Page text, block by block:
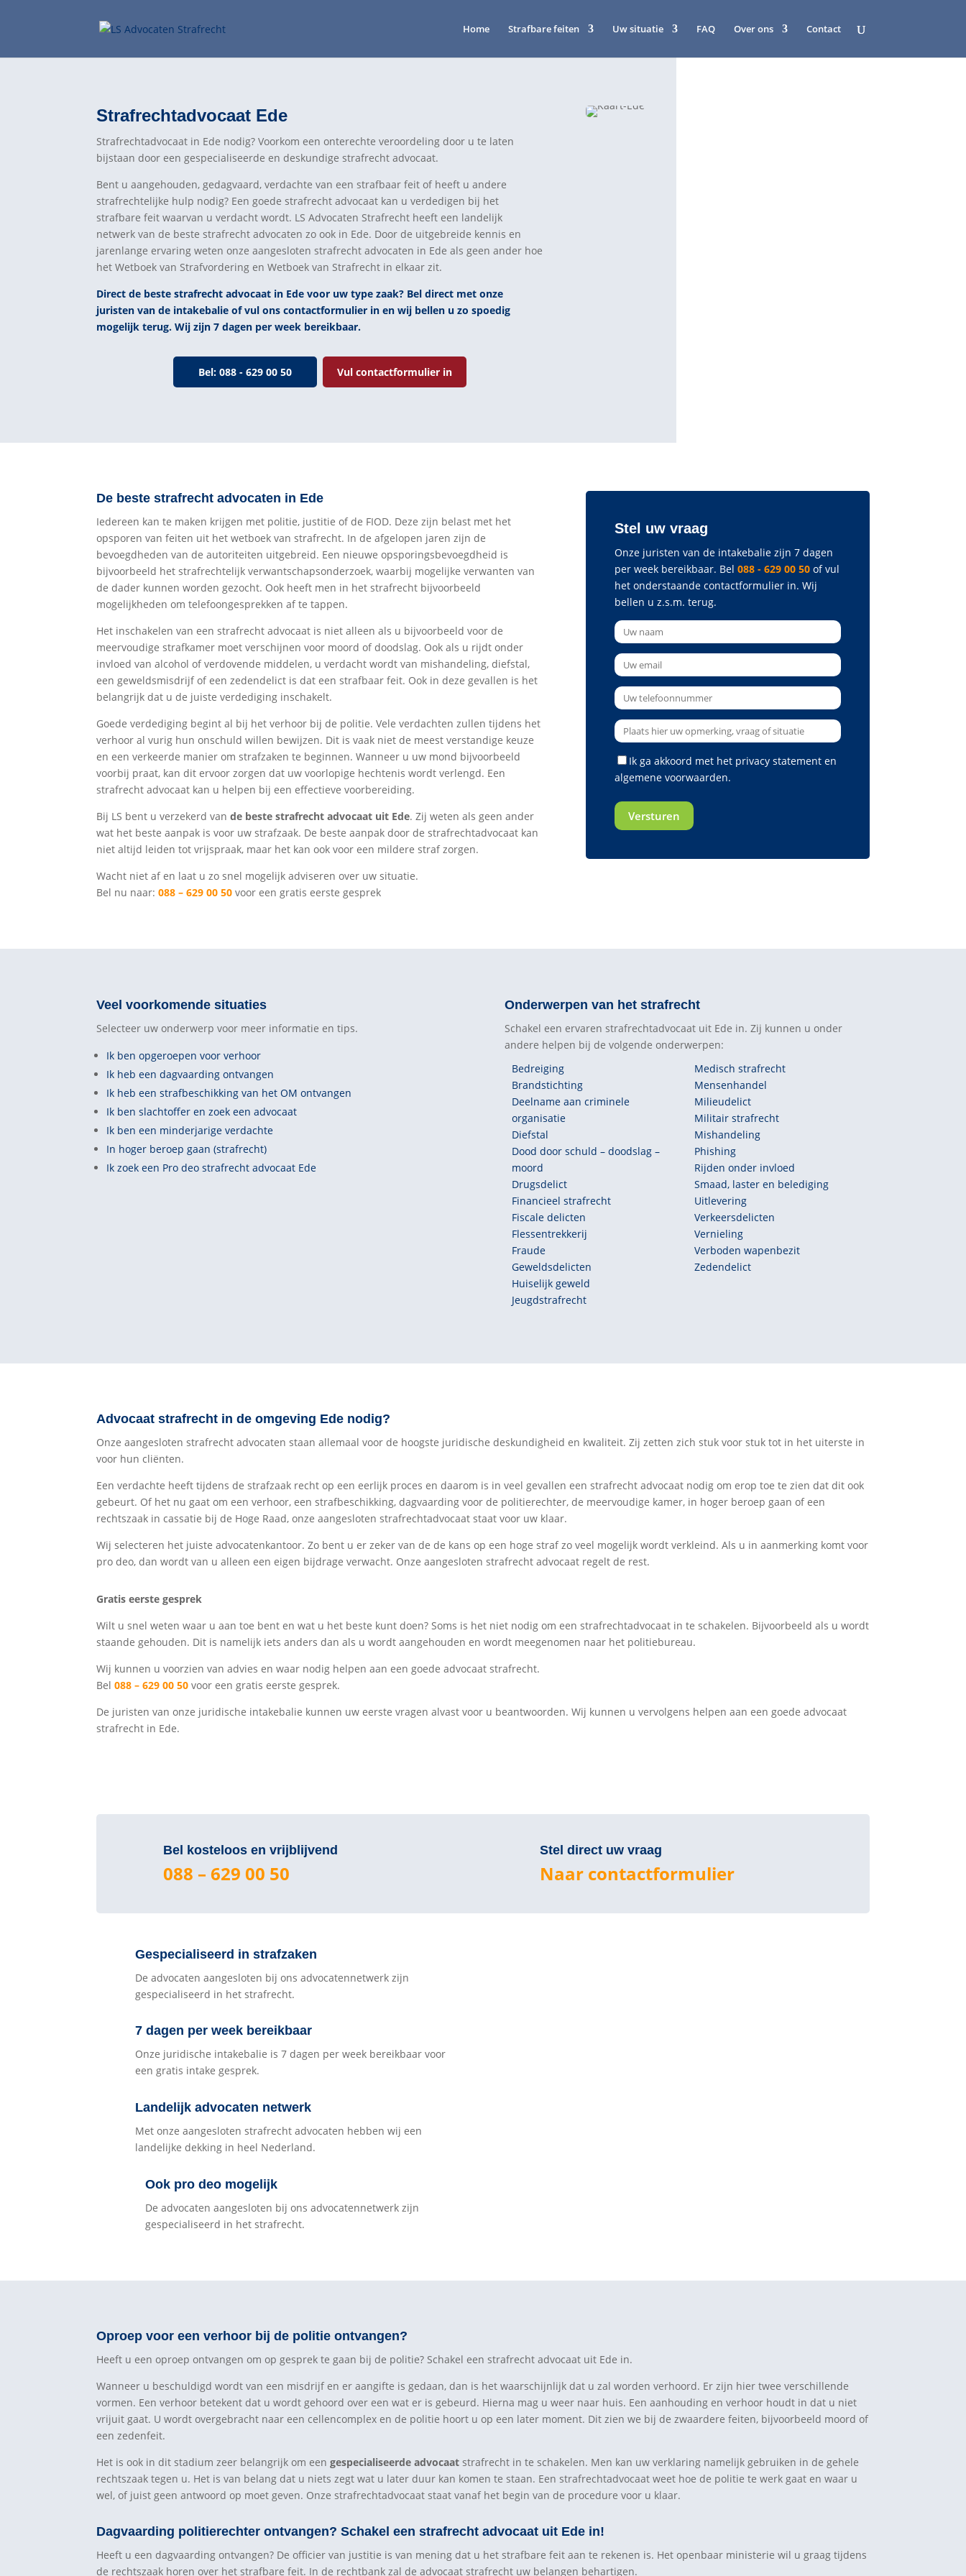
Home Strafbare feiten Uw situatie FAQ Over ons Contact
Strafrechtadvocaat Ede
Strafrechtadvocaat in Ede nodig? Voorkom een onterechte veroordeling door u te laten
bijstaan door een gespecialiseerde en deskundige strafrecht advocaat.
Bent u aangehouden, gedagvaard, verdachte van een strafbaar feit of heeft u andere
strafrechtelijke hulp nodig? Een goede strafrecht advocaat kan u verdedigen bij het
strafbare feit waarvan u verdacht wordt. LS Advocaten Strafrecht heeft een landelijk
netwerk van de beste strafrecht advocaten zo ook in Ede. Door de uitgebreide kennis en
jarenlange ervaring weten onze aangesloten strafrecht advocaten in Ede als geen ander hoe
het Wetboek van Strafvordering en Wetboek van Strafrecht in elkaar zit.
Direct de beste strafrecht advocaat in Ede voor uw type zaak? Bel direct metonze
juristen van de intakebalie of vul ons contactformulier in en wij bellen u zo spoedig
mogelijk terug. Wij zijn 7 dagen per week bereikbaar.
Bel: 088 - 629 00 50 Vul contactformulier in
De beste strafrecht advocaten in Ede
Iedereen kan te maken krijgen met politie, justitie of de FIOD. Deze zijn belast met het
opsporen van feiten uit het wetboek van strafrecht. In de afgelopen jaren zijn de
bevoegdheden van de autoriteiten uitgebreid. Een nieuwe opsporingsbevoegdheid is
bijvoorbeeld het strafrechtelijk verwantschapsonderzoek, waarbij mogelijke verwanten van
de dader kunnen worden gezocht. Ook heeft men in het strafrecht bijvoorbeeld
mogelijkheden om telefoongesprekken af te tappen.
Het inschakelen van een strafrecht advocaat is niet alleen als u bijvoorbeeld voor de
meervoudige strafkamer moet verschijnen voor moord of doodslag. Ook als u rijdt onder
invloed van alcohol of verdovende middelen, u verdacht wordt van mishandeling, diefstal,
een geweldsmisdrijf of een zedendelict is dat een strafbaar feit. Ook in deze gevallen is het
belangrijk dat u de juiste verdediging inschakelt.
Goede verdediging begint al bij het verhoor bij de politie. Vele verdachten zullen tijdens het
verhoor al vurig hun onschuld willen bewijzen. Dit is vaak niet de meest verstandige keuze
en een verkeerde manier om strafzaken te beginnen. Wanneer u uw mond bijvoorbeeld
voorbij praat, kan dit ervoor zorgen dat uw voorlopige hechtenis wordt verlengd. Een
strafrecht advocaat kan u helpen bij een effectieve voorbereiding.
Bij LS bent u verzekerd vande beste strafrecht advocaat uit Ede. Zij weten als geen ander
wat het beste aanpak is voor uw strafzaak. De beste aanpak door de strafrechtadvocaat kan
niet altijd leiden tot vrijspraak, maar het kan ook voor een mildere straf zorgen.
Wacht niet af en laat u zo snel mogelijk adviseren over uw situatie.
Bel nu naar:088 – 629 00 50 voor een gratis eerste gesprek
Stel uw vraag
Onze juristen van de intakebalie zijn 7 dagen
per week bereikbaar. Bel 088 - 629 00 50of vul
het onderstaande contactformulier in. Wij
bellen u z.s.m. terug.
Ik ga akkoord met het privacy statementen
algemene voorwaarden.
Veel voorkomende situaties
Selecteer uw onderwerp voor meer informatie en tips.
Ik ben opgeroepen voor verhoor
Ik heb een dagvaarding ontvangen
Ik heb een strafbeschikking van het OM ontvangen
Ik ben slachtoffer en zoek een advocaat
Ik ben een minderjarige verdachte
In hoger beroep gaan (strafrecht)
Ik zoek een Pro deo strafrecht advocaat Ede
Onderwerpen van het strafrecht
Schakel een ervaren strafrechtadvocaat uit Ede in. Zij kunnen u onder
andere helpen bij de volgende onderwerpen:
Bedreiging
Brandstichting
Deelname aan criminele
organisatie
Diefstal
Dood door schuld – doodslag –
moord
Drugsdelict
Financieel strafrecht
Fiscale delicten
Flessentrekkerij
Fraude
Geweldsdelicten
Huiselijk geweld
Jeugdstrafrecht
Medisch strafrecht
Mensenhandel
Milieudelict
Militair strafrecht
Mishandeling
Phishing
Rijden onder invloed
Smaad, laster en belediging
Uitlevering
Verkeersdelicten
Vernieling
Verboden wapenbezit
Zedendelict
Advocaat strafrecht in de omgeving Ede nodig?
Onze aangesloten strafrecht advocaten staan allemaal voor de hoogste juridische deskundigheid en kwaliteit. Zij zetten zich stuk voor stuk tot in het uiterste in
voor hun cliënten.
Een verdachte heeft tijdens de strafzaak recht op een eerlijk proces en daarom is in veel gevallen een strafrecht advocaat nodig om erop toe te zien dat dit ook
gebeurt. Of het nu gaat om een verhoor, een strafbeschikking, dagvaarding voor de politierechter, de meervoudige kamer, in hoger beroep gaan of een
rechtszaak in cassatie bij de Hoge Raad, onze aangesloten strafrechtadvocaat staat voor uw klaar.
Wij selecteren het juiste advocatenkantoor. Zo bent u er zeker van de de kans op een hoge straf zo veel mogelijk wordt verkleind. Als u in aanmerking komt voor
pro deo, dan wordt van u alleen een eigen bijdrage verwacht. Onze aangesloten strafrecht advocaat regelt de rest.
Gratis eerste gesprek
Wilt u snel weten waar u aan toe bent en wat u het beste kunt doen? Soms is het niet nodig om een strafrechtadvocaat in te schakelen. Bijvoorbeeld als u wordt
staande gehouden. Dit is namelijk iets anders dan als u wordt aangehouden en wordt meegenomen naar het politiebureau.
Wij kunnen u voorzien van advies en waar nodig helpen aan een goede advocaat strafrecht.
Bel088 – 629 00 50 voor een gratis eerste gesprek.
De juristen van onze juridische intakebalie kunnen uw eerste vragen alvast voor u beantwoorden. Wij kunnen u vervolgens helpen aan een goede advocaat
strafrecht in Ede.
Bel kosteloos en vrijblijvend
088 – 629 00 50
Stel direct uw vraag
Naar contactformulier
Gespecialiseerd in strafzaken
De advocaten aangesloten bij ons advocatennetwerk zijn
gespecialiseerd in het strafrecht.
7 dagen per week bereikbaar
Onze juridische intakebalie is 7 dagen per week bereikbaar voor
een gratis intake gesprek.
Landelijk advocaten netwerk
Met onze aangesloten strafrecht advocaten hebben wij een
landelijke dekking in heel Nederland.
Ook pro deo mogelijk
De advocaten aangesloten bij ons advocatennetwerk zijn
gespecialiseerd in het strafrecht.
Oproep voor een verhoor bij de politie ontvangen?
Heeft u een oproep ontvangen om op gesprek te gaan bij de politie? Schakel een strafrecht advocaat uit Ede in.
Wanneer u beschuldigd wordt van een misdrijf en er aangifte is gedaan, dan is het waarschijnlijk dat u zal worden verhoord. Er zijn hier twee verschillende
vormen. Een verhoor betekent dat u wordt gehoord over een wat er is gebeurd. Hierna mag u weer naar huis. Een aanhouding en verhoor houdt in dat u niet
vrijuit gaat. U wordt overgebracht naar een cellencomplex en de politie hoort u op een later moment. Dit zien we bij de zwaardere feiten, bijvoorbeeld moord of
een zedenfeit.
Het is ook in dit stadium zeer belangrijk om eengespecialiseerde advocaat strafrecht in te schakelen. Men kan uw verklaring namelijk gebruiken in de gehele
rechtszaak tegen u. Het is van belang dat u niets zegt wat u later duur kan komen te staan. Een strafrechtadvocaat weet hoe de politie te werk gaat en waar u
wel, of juist geen antwoord op moet geven. Onze strafrechtadvocaat staat vanaf het begin van de procedure voor u klaar.
Dagvaarding politierechter ontvangen? Schakel een strafrecht advocaat uit Ede in!
Heeft u een dagvaarding ontvangen? De officier van justitie is van mening dat u het strafbare feit aan te rekenen is. Het openbaar ministerie wil u graag tijdens
de rechtszaak horen over het strafbare feit. In de rechtbank zal de advocaat strafrecht uw belangen behartigen.